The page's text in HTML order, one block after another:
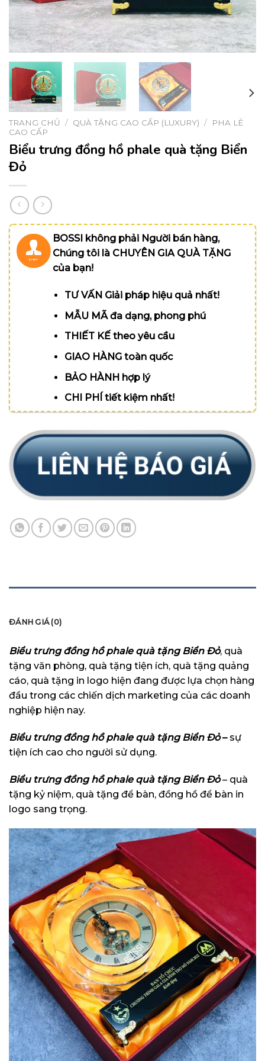
TRANG CHỦ / QUÀ TẶNG CAO CẤP (LUXURY) /
PHA LÊ
CAO CẤP
Biểu trưng đồng hồ phale quà tặng Biển
Đỏ
BOSSI không phải Người bán hàng,
Chúng tôi là CHUYÊN GIA QUÀ TẶNG
của bạn!
TƯ VẤN Giải pháp hiệu quả nhất!
MẪU MÃ đa dạng, phong phú
THIẾT KẾ theo yêu cầu
GIAO HÀNG toàn quốc
BẢO HÀNH hợp lý
CHI PHÍ tiết kiệm nhất!
ĐÁNH GIÁ (0)
Biểu trưng đồng hồ phale quà tặng Biển Đỏ, quà
tặng văn phòng, quà tặng tiện ích, quà tặng quảng
cáo, quà tặng in logo hiện đang được lựa chọn hàng
đầu trong các chiến dịch marketing của các doanh
nghiệp hiện nay.
Biểu trưng đồng hồ phale quà tặng Biển Đỏ– sự
tiện ích cao cho người sử dụng.
Biểu trưng đồng hồ phale quà tặng Biển Đỏ– quà
tặng kỷ niệm, quà tặng để bàn, đồng hồ để bàn in
logo sang trọng.